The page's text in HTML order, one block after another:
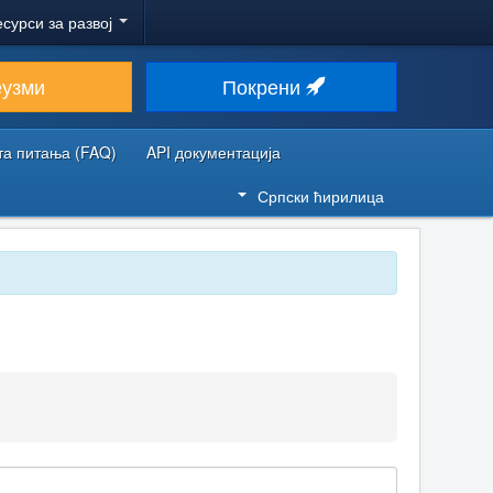
за развој
Покрени
питања (FAQ)
API документација
Српски ћирилица